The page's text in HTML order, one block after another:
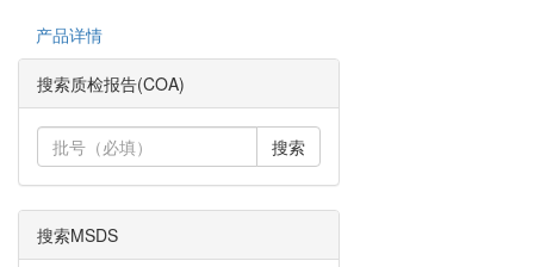
产品详情
搜索质检报告(COA)
搜索
搜索MSDS